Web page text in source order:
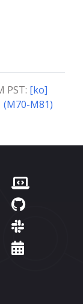
PST: [ko]
(M70-M81)